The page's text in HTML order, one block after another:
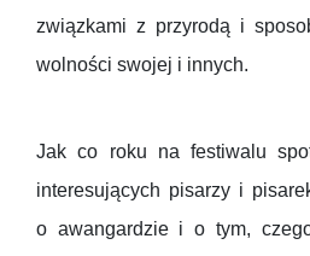
związkami z przyrodą i
wolności swojej i innych.
Jak co roku na festiwalu
interesujących pisarzy i
o awangardzie i o tym,